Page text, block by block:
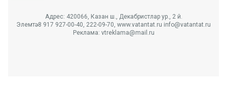
Адрес: 420066, Казан ш., Декабристлар ур., 2 й.
Элемтә: 8 917 927-00-40, 222-09-70, www.vatantat.ru info@vatantat.ru
Реклама: vtreklama@mail.ru